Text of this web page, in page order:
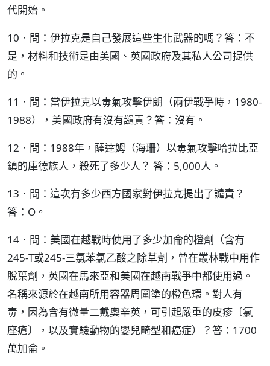
代開始。
10．問：伊拉克是自己發展這些生化武器的嗎？答：不
是，材料和技術是由美國、英國政府及其私人公司提供
的。
11．問：當伊拉克以毒氣攻擊伊朗（兩伊戰爭時，1980-
1988），美國政府有沒有譴責？答：沒有。
12．問：1988年，薩達姆（海珊）以毒氣攻擊哈拉比亞
鎮的庫德族人，殺死了多少人？ 答：5,000人。
13．問：這次有多少西方國家對伊拉克提出了譴責？
答：O。
14．問：美國在越戰時使用了多少加侖的橙劑（含有
245-T或245-三氯苯氯乙酸之除草劑，曾在叢林戰中用作
脫葉劑，英國在馬來亞和美國在越南戰爭中都使用過。
名稱來源於在越南所用容器周圍塗的橙色環。對人有
毒，因為含有微量二戴奧辛英，可引起嚴重的皮疹〔氯
座瘡〕，以及實驗動物的嬰兒畸型和癌症）？答：1700
萬加侖。